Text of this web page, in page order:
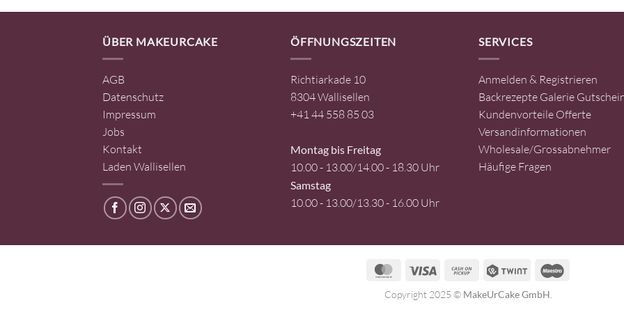
CHF 2.90CHF 1.00.
ÜBER MAKEURCAKE
AGB
Datenschutz
Impressum
Jobs
Kontakt
Laden Wallisellen
ÖFFNUNGSZEITEN
Richtiarkade 10
8304 Wallisellen
+41 44 558 85 03
Montag bis Freitag
10.00 - 13.00/14.00 - 18.30 Uhr
Samstag
10.00 - 13.00/13.30 - 16.00 Uhr
SERVICES
Anmelden & Registrieren
Backrezepte Galerie
Kundenvorteile Offerte
Versandinformationen
Wholesale/Grossabnehmer
Häufige Fragen
MasterCardVisa
Cash
Pickup
Twint
Copyright 2025 © MakeUrCake GmbH